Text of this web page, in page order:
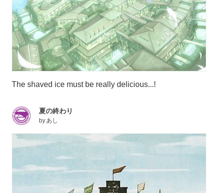
The shaved ice must be really delicious...!
夏の終わり
byあし